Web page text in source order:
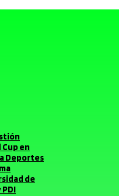
en
Deportes
de